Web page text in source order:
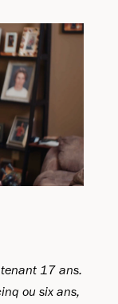
17 ans.
ou six ans,